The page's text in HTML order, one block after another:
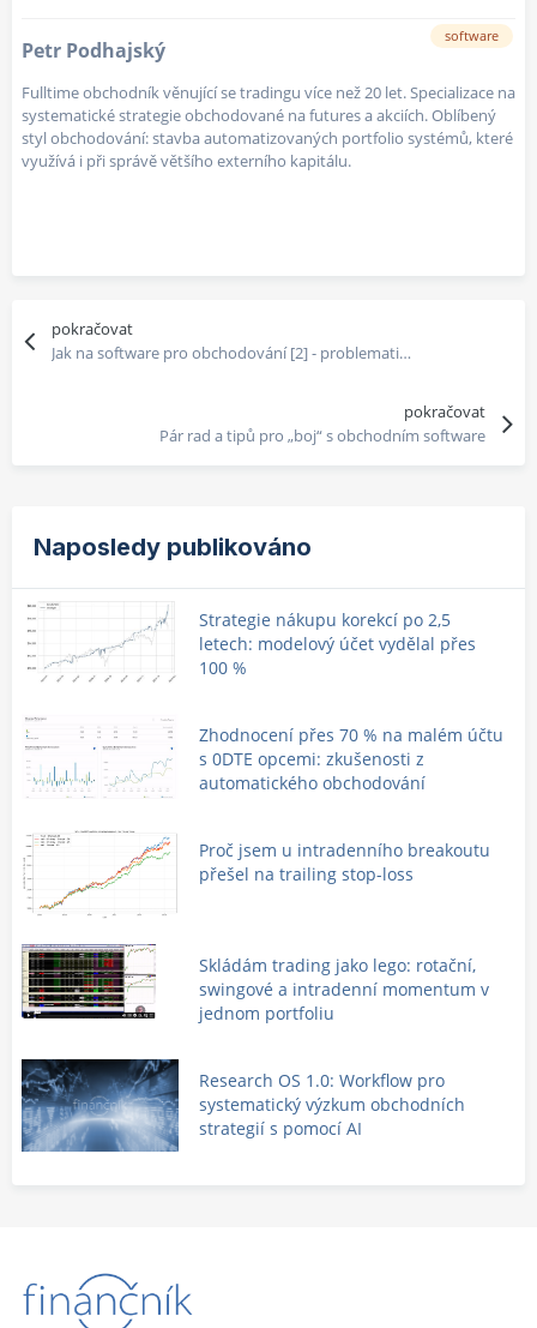
software
Petr Podhajský
Fulltime obchodník věnující se tradingu více než 20 let. Specializace na
systematické strategie obchodované na futures a akciích. Oblíbený
styl obchodování: stavba automatizovaných portfolio systémů, které
využívá i při správě většího externího kapitálu.
pokračovat
Jak na software pro obchodování [2] - problematika dat
pokračovat
Pár rad a tipů pro „boj“ s obchodním software
Naposledy publikováno
Strategie nákupu korekcí po 2,5
letech: modelový účet vydělal přes
100 %
Zhodnocení přes 70 % na malém účtu
s 0DTE opcemi: zkušenosti z
automatického obchodování
Proč jsem u intradenního breakoutu
přešel na trailing stop-loss
Skládám trading jako lego: rotační,
swingové a intradenní momentum v
jednom portfoliu
Research OS 1.0: Workflow pro
systematický výzkum obchodních
strategií s pomocí AI